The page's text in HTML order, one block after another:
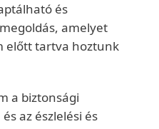
és
amelyet
előtt tartva hoztunk
a biztonsági
az észlelési és